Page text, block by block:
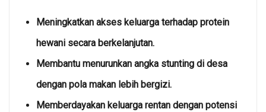
Meningkatkan akses keluarga terhadap protein
hewani secara berkelanjutan.
Membantu menurunkan angka stunting di desa
dengan pola makan lebih bergizi.
Memberdayakan keluarga rentan dengan potensi